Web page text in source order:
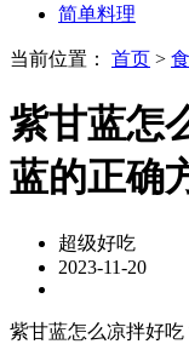
简单料理
当前位置： 首页 >
紫甘蓝怎
蓝的正确
超级好吃
2023-11-20
紫甘蓝怎么凉拌好